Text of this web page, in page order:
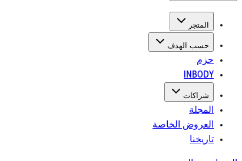
المتجر
حسب الهدف
حزم
INBODY
شراكات
المجلة
العروض الخاصة
تاريخنا